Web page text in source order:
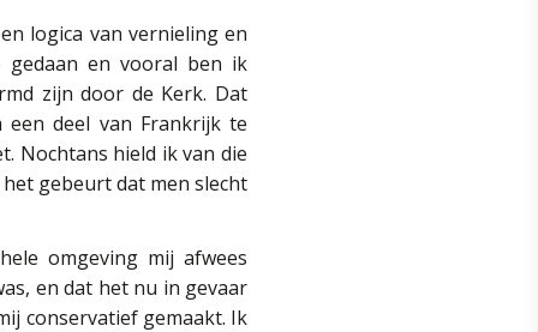
logica van vernieling en
gedaan en vooral ben ik
zijn door de Kerk. Dat
een deel van Frankrijk te
Nochtans hield ik van die
gebeurt dat men slecht
omgeving mij afwees
en dat het nu in gevaar
conservatief gemaakt. Ik